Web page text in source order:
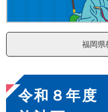
福岡県
本
文
令和８年度